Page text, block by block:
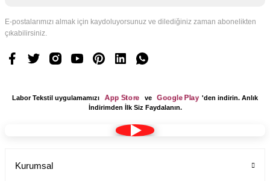
E-postalarımızı almak için kaydoluyorsunuz ve dilediğiniz zaman abonelikten
çıkabilirsiniz.
Labor Tekstil uygulamamızı App Store ve Google Play 'den indirin. Anlık
İndirimden İlk Siz Faydalanın.
Kurumsal